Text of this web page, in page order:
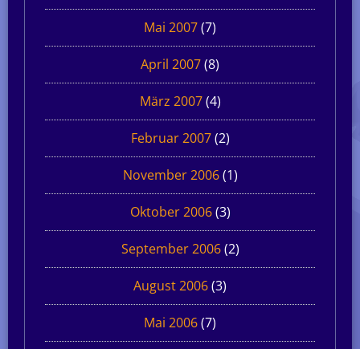
Mai 2007(7)
April 2007(8)
März 2007(4)
Februar 2007(2)
November 2006(1)
Oktober 2006(3)
September 2006(2)
August 2006(3)
Mai 2006(7)